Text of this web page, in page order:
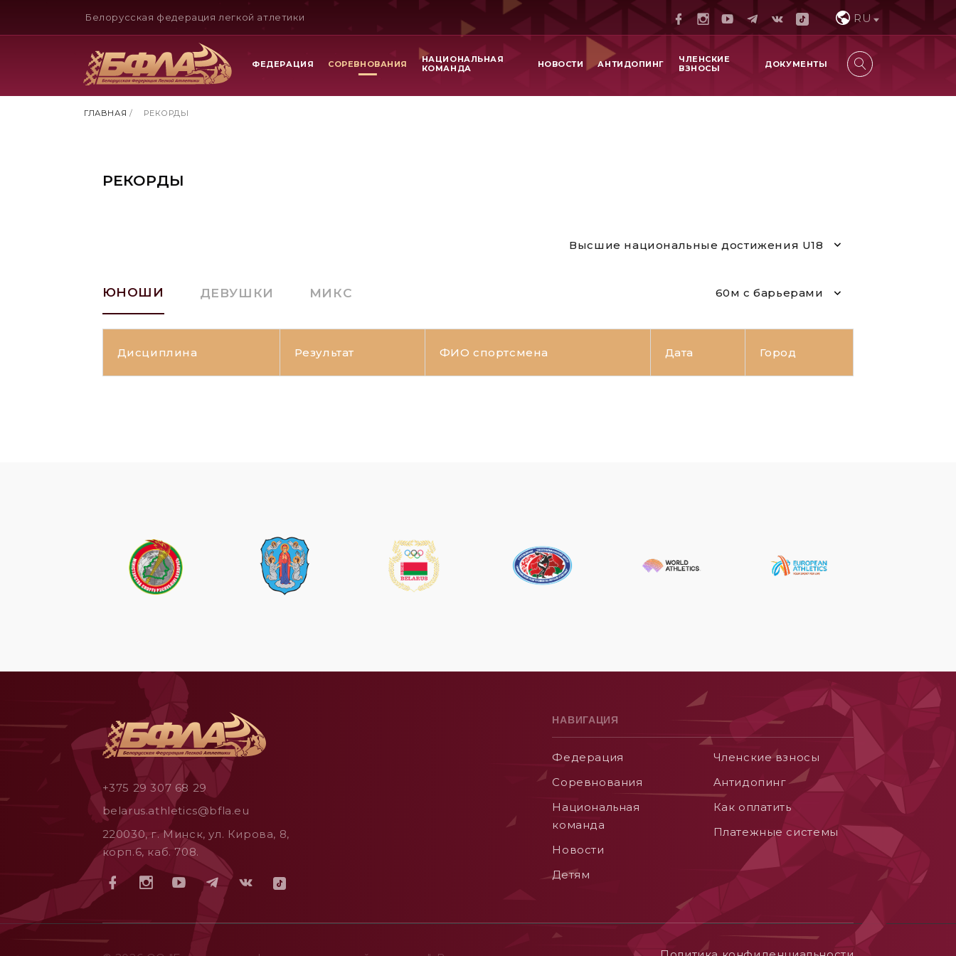
Белорусская федерация легкой атлетики RU
ФЕДЕРАЦИЯ СОРЕВНОВАНИЯ
НАЦИОНАЛЬНАЯ
КОМАНДА
НОВОСТИ АНТИДОПИНГ
ЧЛЕНСКИЕ
ВЗНОСЫ
ДОКУМЕНТЫ
ГЛАВНАЯ / РЕКОРДЫ
РЕКОРДЫ
Высшие национальные достижения U18
ЮНОШИ ДЕВУШКИ МИКС 60м с барьерами
Дисциплина Результат ФИО спортсмена Дата Город
+375 29 307 68 29
belarus.athletics@bfla.eu
220030, г. Минск, ул. Кирова, 8,
корп.6, каб. 708.
НАВИГАЦИЯ
Федерация
Соревнования
Национальная
команда
Новости
Детям
Членские взносы
Aнтидопинг
Как оплатить
Платежные системы